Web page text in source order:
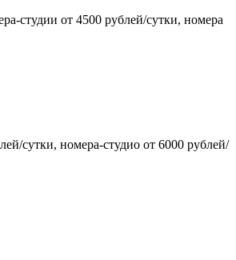
студии от 4500 рублей/сутки, номера
сутки, номера-студио от 6000 рублей/